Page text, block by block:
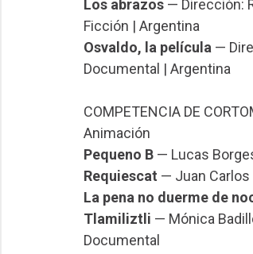
Los abrazos— Dirección:
Ficción | Argentina
Osvaldo, la película —
Documental | Argentina
COMPETENCIA DE
Animación
Pequeno B — Lucas
Requiescat — Juan Carlos
La pena no duerme de
Tlamiliztli — Mónica
Documental